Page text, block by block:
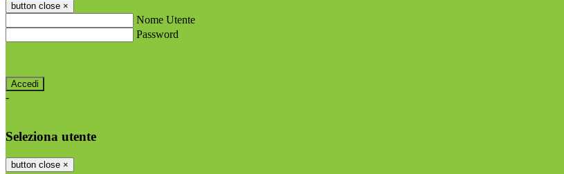
button close ×
Nome Utente
Password
-
Seleziona utente
button close ×